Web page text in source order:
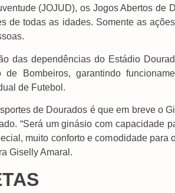
(JOJUD), os Jogos Abertos de
de todas as idades. Somente as
das dependências do Estádio
Bombeiros, garantindo
de Futebol.
de Dourados é que em breve o
“Será um ginásio com capacidade
muito conforto e comodidade para
Giselly Amaral.